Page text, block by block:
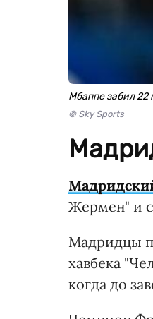
Мбаппе забил 22
© Sky Sports
Жермен" и
Мадридцы
хавбека
когда до